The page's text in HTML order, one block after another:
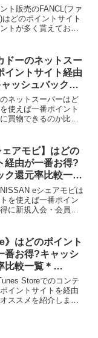
7/9
ト販売のFANCL(ファ
どのポイントサイト
トが多く貰えてお得
トアップ
ドーのネットスー
イントサイト経由
ッシュバック還
9/22
ネットスーパーはど
使えば一番ポイント
買物できるのか比較
当(初回利
ェアモビ】はどの
経由が一番お得?
ク還元率比較一覧
eシェアモビは
を使えば一番ポイン
に新規入会・会員登
名還元率・還元ポイ
...
》はどのポイント
番お得?キャッシ
比較一覧＊
Storeでのコンテ
イントサイトを経由
ススメを紹介しま